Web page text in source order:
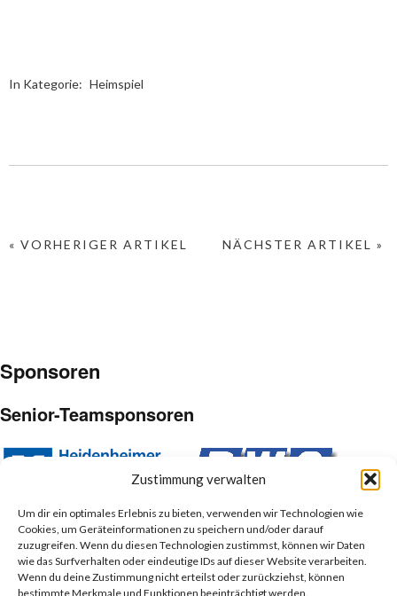
Zustimmung verwalten
Um dir ein optimales Erlebnis zu bieten, verwenden wir Technologien wie
Cookies, um Geräteinformationen zu speichern und/oder darauf
zuzugreifen. Wenn du diesen Technologien zustimmst, können wir Daten
wie das Surfverhalten oder eindeutige IDs auf dieser Website verarbeiten.
Wenn du deine Zustimmung nicht erteilst oder zurückziehst, können
bestimmte Merkmale und Funktionen beeinträchtigt werden.
In Kategorie: Heimspiel
NÄCHSTER ARTIKEL »
« VORHERIGER ARTIKEL
Sponsoren
Senior-Teamsponsoren
Junior-Teamsponsoren